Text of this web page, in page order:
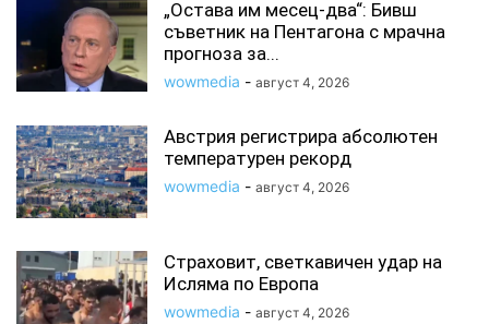
„Остава им месец-два“: Бивш
съветник на Пентагона с мрачна
прогноза за...
wowmedia - август 4, 2026
Австрия регистрира абсолютен
температурен рекорд
wowmedia - август 4, 2026
Страховит, светкавичен удар на
Исляма по Европа
wowmedia - август 4, 2026